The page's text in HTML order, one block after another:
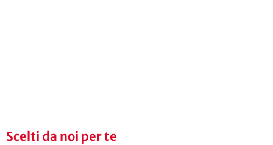
Scelti da noi per te